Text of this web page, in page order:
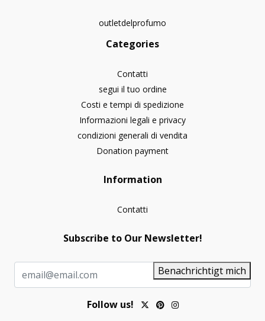
outletdelprofumo
Categories
Contatti
segui il tuo ordine
Costi e tempi di spedizione
Informazioni legali e privacy
condizioni generali di vendita
Donation payment
Information
Contatti
Subscribe to Our Newsletter!
Benachrichtigt mich
Follow us!